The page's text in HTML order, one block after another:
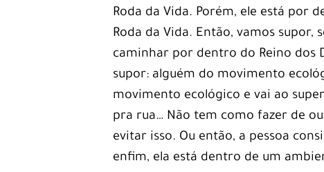
Roda da Vida. Porém, ele está por
Roda da Vida. Então, vamos supor,
caminhar por dentro do Reino dos
supor: alguém do movimento
movimento ecológico e vai ao
pra rua… Não tem como fazer de
evitar isso. Ou então, a pessoa
enfim, ela está dentro de um